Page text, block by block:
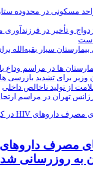
به روزرسانی شد